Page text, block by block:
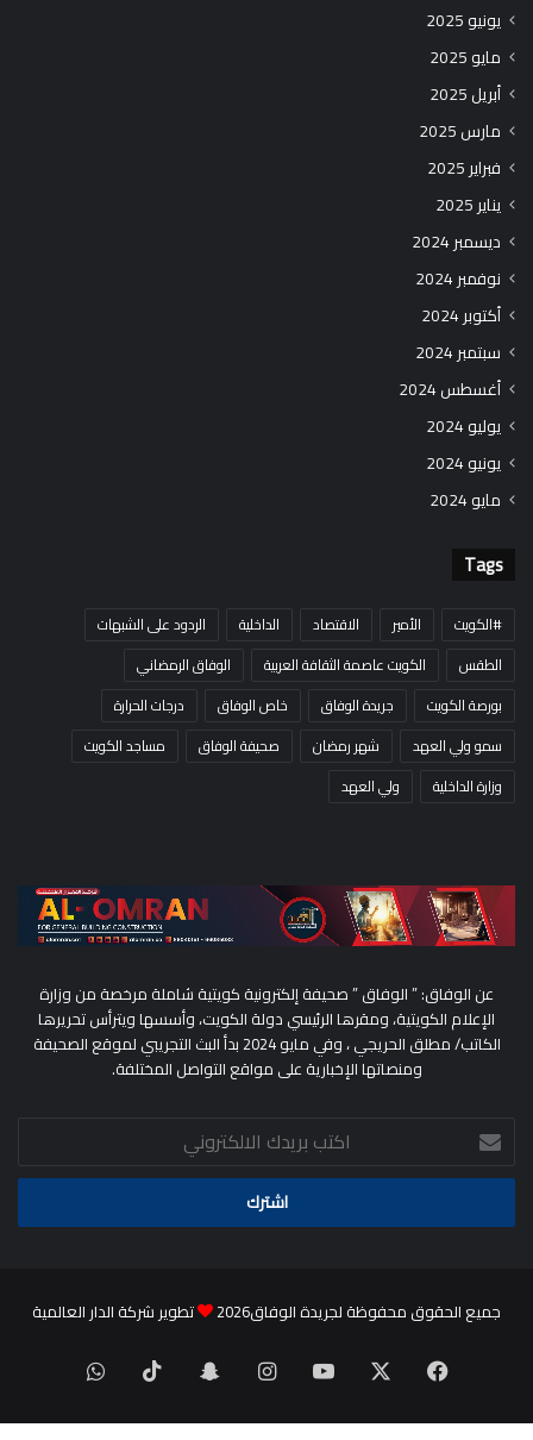
يونيو 2025
مايو 2025
أبريل 2025
مارس 2025
فبراير 2025
يناير 2025
ديسمبر 2024
نوفمبر 2024
أكتوبر 2024
سبتمبر 2024
أغسطس 2024
يوليو 2024
يونيو 2024
مايو 2024
Tags
#الكويت الأمير الاقتصاد الداخلية
الردود على الشبهات
الطقس
الكويت عاصمة الثقافة العربية
الوفاق الرمضاني
بورصة الكويت
جريدة الوفاق خاص الوفاق
درجات الحرارة
سمو ولي العهد
شهر رمضان صحيفة الوفاق
مساجد الكويت
وزارة الداخلية
ولي العهد
عن الوفاق: ” الوفاق ” صحيفة إلكترونية كويتية شاملة مرخصة من وزارة
الإعلام الكويتية، ومقرها الرئيسي دولة الكويت، وأسسها ويترأس تحريرها
الكاتب/ مطلق الحريجي ، وفي مايو 2024 بدأ البث التجريبي لموقع الصحيفة
ومنصاتها الإخبارية على مواقع التواصل المختلفة.
اكتب
بريدك
الالكتروني
جميع الحقوق محفوظة لجريدة الوفاق2026 تطوير شركة الدار العالمية
فيسبوك ‫YouTubeانستقرامسناب
تشات
‫TikTokواتساب